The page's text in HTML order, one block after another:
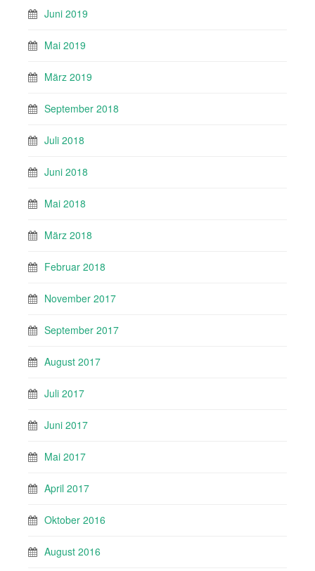
Juni 2019
Mai 2019
März 2019
September 2018
Juli 2018
Juni 2018
Mai 2018
März 2018
Februar 2018
November 2017
September 2017
August 2017
Juli 2017
Juni 2017
Mai 2017
April 2017
Oktober 2016
August 2016